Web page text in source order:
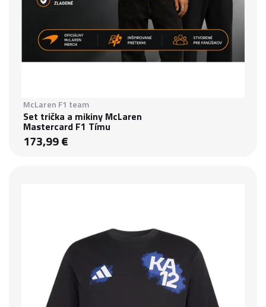
McLaren F1 team
Set trička a mikiny McLaren
Mastercard F1 Tímu
173,99 €